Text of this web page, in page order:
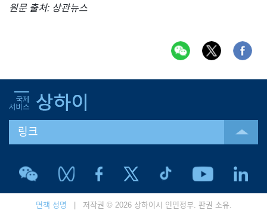
원문 출처: 상관뉴스
링크
면책 성명 | 저작권 © 2026 상하이시 인민정부. 판권 소유.